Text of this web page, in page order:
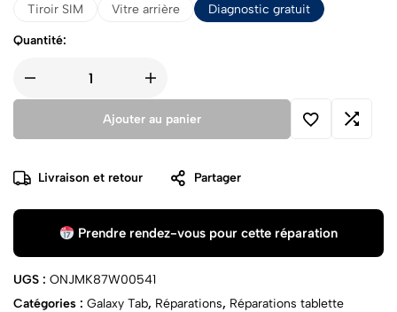
Tiroir SIM
Vitre arrière Diagnostic gratuit
Quantité:
Ajouter au panier
Livraison et retour Partager
Prendre rendez-vous pour cette réparation
UGS : ONJMK87W00541
Catégories : Galaxy Tab, Réparations, Réparations tablette